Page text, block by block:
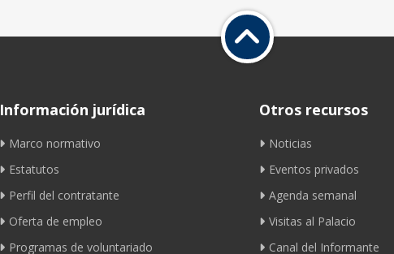
Información jurídica
Marco normativo
Estatutos
Perfil del contratante
Oferta de empleo
Programas de voluntariado
Otros recursos
Noticias
Eventos privados
Agenda semanal
Visitas al Palacio
Canal del Informante